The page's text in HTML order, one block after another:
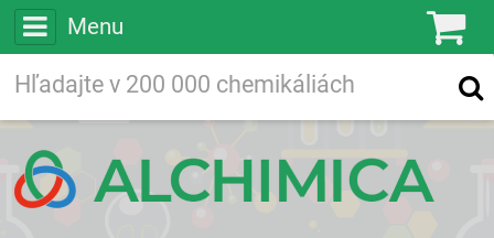
Menu
Vyhľadávanie